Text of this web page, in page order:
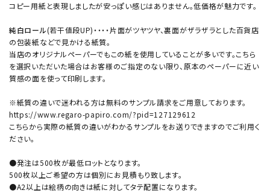
コピー用紙と表現しましたが安っぽい感じはありません。低価格が魅力です。
純白ロール(若干値段UP)・・・・片面がツヤツヤ、裏面がザラザラとした百貨店
の包装紙などで見かける紙質。
当店のオリジナルペーパーでもこの紙を使用していることが多いです。こちら
を選択いただいた場合はお客様のご指定のない限り、原本のペーパーに近い
質感の面を使って印刷します。
※紙質の違いで迷われる方は無料のサンプル請求をご用意しております。
https://www.regaro-papiro.com/?pid=127129612
こちらから実際の紙質の違いがわかるサンプルをお送りできますのでご利用く
ださい。
●発注は500枚が最低ロットとなります。
500枚以上ご希望の方は個別にお見積もり致します。
●A2以上は絵柄の向きは紙に対してタテ配置になります。